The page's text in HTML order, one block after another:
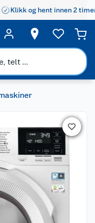
Klikk og hent innen 2